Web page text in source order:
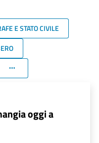
E STATO CIVILE
oggi a